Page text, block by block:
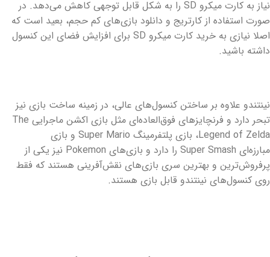
نیاز به کارت میکرو SD را به شکل قابل توجهی کاهش می‌دهد. در
صورت استفاده از کارتریج و دانلود بازی‌های کم حجم، بعید است که
اصلا نیازی به خرید کارت میکرو SD برای افزایش فضای این کنسول
داشته باشید.
نینتندو علاوه بر ساختن کنسول‌های عالی، در زمینه ساخت بازی نیز
تبحر دارد و فرنچایز‌های فوق‌العاده‌ای مثل بازی اکشن ماجرایی The
Legend of Zelda، بازی پلتفرمینگ Super Mario و بازی
مبارزه‌ای Super Smash را دارد و بازی‌های Pokemon نیز یکی از
پرفروش‌ترین و بهترین سری بازی‌های نقش‌آفرینی هستند که فقط
روی کنسول‌های نینتندو قابل بازی هستند.